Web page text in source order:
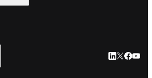
LinkedIn
Twitter